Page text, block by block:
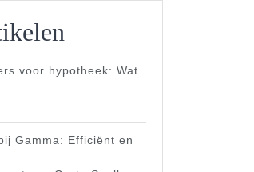
voor hypotheek: Wat
Gamma: Efficiënt en